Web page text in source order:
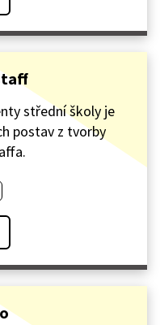
střední školy je
postav z tvorby